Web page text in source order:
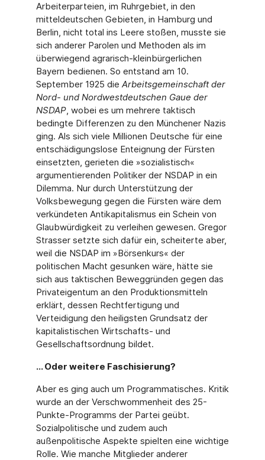
Arbeiterparteien, im Ruhrgebiet, in den
mitteldeutschen Gebieten, in Hamburg und
Berlin, nicht total ins Leere stoßen, musste sie
sich anderer Parolen und Methoden als im
überwiegend agrarisch-kleinbürgerlichen
Bayern bedienen. So entstand am 10.
September 1925 die Arbeitsgemeinschaft der
Nord- und Nordwestdeutschen Gaue der
NSDAP, wobei es um mehrere taktisch
bedingte Differenzen zu den Münchener Nazis
ging. Als sich viele Millionen Deutsche für eine
entschädigungslose Enteignung der Fürsten
einsetzten, gerieten die »sozialistisch«
argumentierenden Politiker der NSDAP in ein
Dilemma. Nur durch Unterstützung der
Volksbewegung gegen die Fürsten wäre dem
verkündeten Antikapitalismus ein Schein von
Glaubwürdigkeit zu verleihen gewesen. Gregor
Strasser setzte sich dafür ein, scheiterte aber,
weil die NSDAP im »Börsenkurs« der
politischen Macht gesunken wäre, hätte sie
sich aus taktischen Beweggründen gegen das
Privateigentum an den Produktionsmitteln
erklärt, dessen Rechtfertigung und
Verteidigung den heiligsten Grundsatz der
kapitalistischen Wirtschafts- und
Gesellschaftsordnung bildet.
… Oder weitere Faschisierung?
Aber es ging auch um Programmatisches. Kritik
wurde an der Verschwommenheit des 25-
Punkte-Programms der Partei geübt.
Sozialpolitische und zudem auch
außenpolitische Aspekte spielten eine wichtige
Rolle. Wie manche Mitglieder anderer